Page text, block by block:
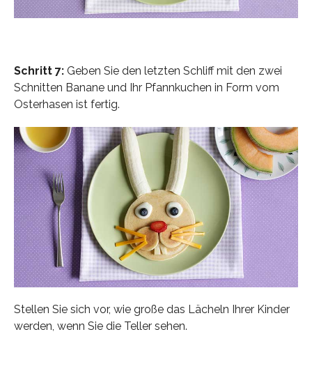
Schritt 7: Geben Sie den letzten Schliff mit den zwei
Schnitten Banane und Ihr Pfannkuchen in Form vom
Osterhasen ist fertig.
Stellen Sie sich vor, wie große das Lächeln Ihrer Kinder
werden, wenn Sie die Teller sehen.